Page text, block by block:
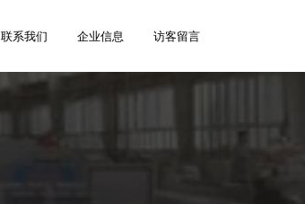
联系我们 企业信息 访客留言